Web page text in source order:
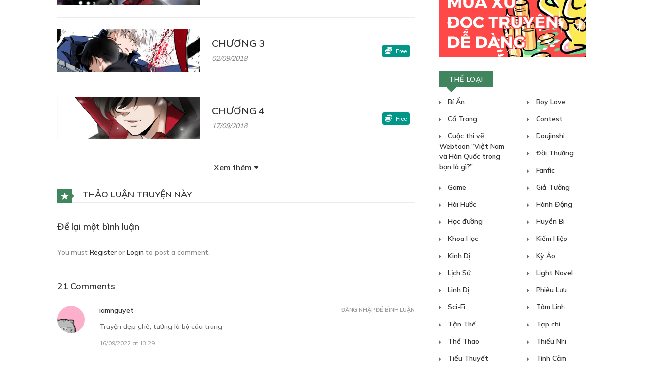
CHƯƠNG 3
02/09/2018
Free
CHƯƠNG 4
17/09/2018
Free
27/10/2018
Xem thêm
THẢO LUẬN TRUYỆN NÀY
Để lại một bình luận
You must Register or Login to post a comment.
21 Comments
iamnguyet
Truyện đẹp ghê, tưởng là bộ của trung
16/09/2022 at 13:29
ĐĂNG NHẬP ĐỂ BÌNH LUẬN
THỂ LOẠI
Bí Ẩn
Boy Love
Cổ Trang
Contest
Cuộc thi vẽ
Webtoon “Việt Nam
và Hàn Quốc trong
bạn là gì?”
Doujinshi
Đời Thường
Fanfic
Game
Giả Tưởng
Hài Hước
Hành Động
Học đường
Huyền Bí
Khoa Học
Kiếm Hiệp
Kinh Dị
Kỳ Ảo
Lịch Sử
Light Novel
Linh Dị
Phiêu Lưu
Sci-Fi
Tâm Linh
Tận Thế
Tạp chí
Thể Thao
Thiếu Nhi
Tiểu Thuyết
Tình Cảm